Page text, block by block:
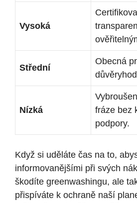
Vysoká
Střední
Obecná
Nízká
fráze bez
podpory.
Když si uděláte čas na to,
informovanějšími při svých
škodíte greenwashingu, ale
přispíváte k ochraně naší